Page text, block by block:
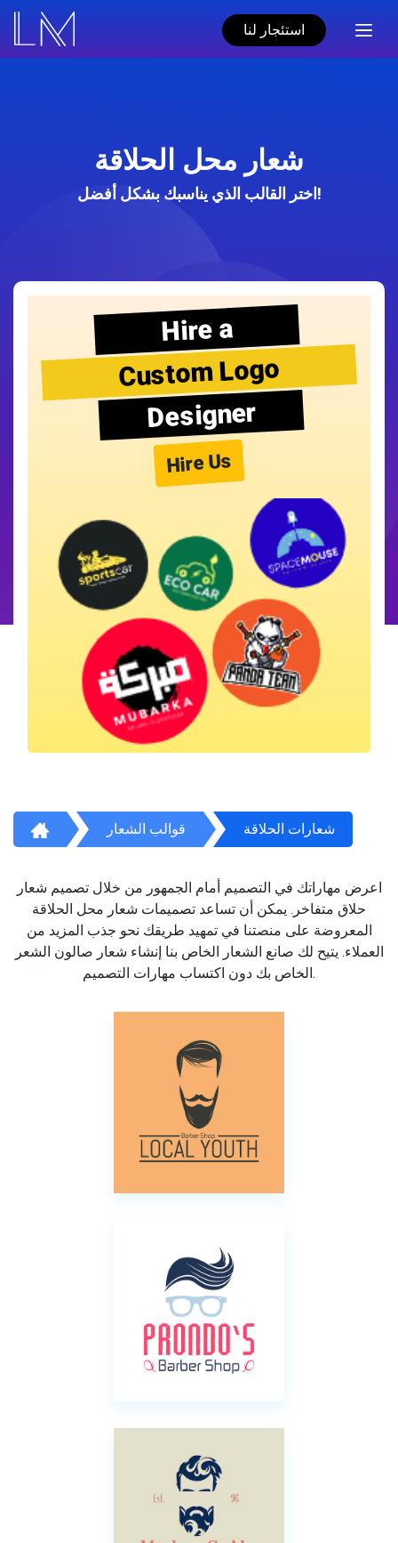
استئجار لنا
شعار محل الحلاقة
اختر القالب الذي يناسبك بشكل أفضل!
Hire a
Custom Logo
Designer
Hire Us
قوالب الشعار شعارات الحلاقة
اعرض مهاراتك في التصميم أمام الجمهور من خلال تصميم شعار
حلاق متفاخر. يمكن أن تساعد تصميمات شعار محل الحلاقة
المعروضة على منصتنا في تمهيد طريقك نحو جذب المزيد من
العملاء. يتيح لك صانع الشعار الخاص بنا إنشاء شعار صالون الشعر
الخاص بك دون اكتساب مهارات التصميم.